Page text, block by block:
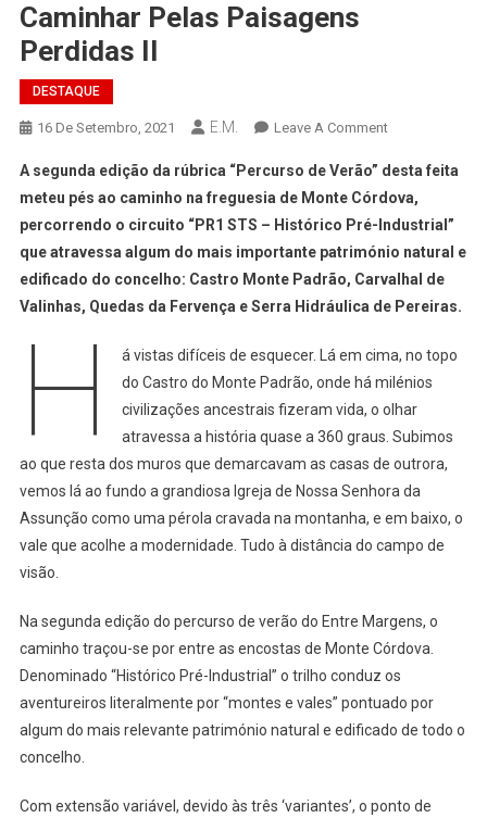
Caminhar Pelas Paisagens
Perdidas II
DESTAQUE
16 De Setembro, 2021 E.M. Leave A CommentOn
Pelas
Paisagens
Perdidas
II
A segunda edição da rúbrica “Percurso de Verão” desta feita
meteu pés ao caminho na freguesia de Monte Córdova,
percorrendo o circuito “PR1 STS – Histórico Pré-Industrial”
que atravessa algum do mais importante património natural e
edificado do concelho: Castro Monte Padrão, Carvalhal de
Valinhas, Quedas da Fervença e Serra Hidráulica de Pereiras.
H
á vistas difíceis de esquecer. Lá em cima, no topo
do Castro do Monte Padrão, onde há milénios
civilizações ancestrais fizeram vida, o olhar
atravessa a história quase a 360 graus. Subimos
ao que resta dos muros que demarcavam as casas de outrora,
vemos lá ao fundo a grandiosa Igreja de Nossa Senhora da
Assunção como uma pérola cravada na montanha, e em baixo, o
vale que acolhe a modernidade. Tudo à distância do campo de
visão.
Na segunda edição do percurso de verão do Entre Margens, o
caminho traçou-se por entre as encostas de Monte Córdova.
Denominado “Histórico Pré-Industrial” o trilho conduz os
aventureiros literalmente por “montes e vales” pontuado por
algum do mais relevante património natural e edificado de todo o
concelho.
Com extensão variável, devido às três ‘variantes’, o ponto de